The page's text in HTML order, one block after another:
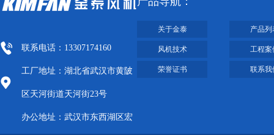
联系电话：13307174160
工厂地址：湖北省武汉市黄陂
区天河街道天河街23号
办公地址：武汉市东西湖区宏
关于金泰 产品列
风机技术 工程案
荣誉证书 联系我